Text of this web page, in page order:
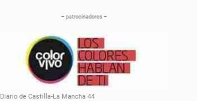
– patrocinadores –
Diario de Castilla-La Mancha 44